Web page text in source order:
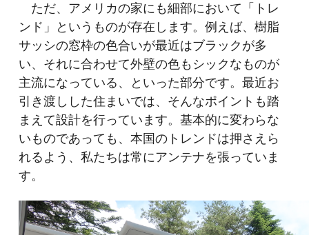
ただ、アメリカの家にも細部において「トレ
ンド」というものが存在します。例えば、樹脂
サッシの窓枠の色合いが最近はブラックが多
い、それに合わせて外壁の色もシックなものが
主流になっている、といった部分です。最近お
引き渡しした住まいでは、そんなポイントも踏
まえて設計を行っています。基本的に変わらな
いものであっても、本国のトレンドは押さえら
れるよう、私たちは常にアンテナを張っていま
す。